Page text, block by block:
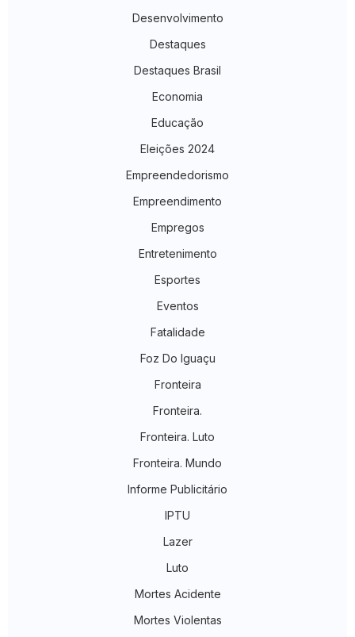
Desenvolvimento
Destaques
Destaques Brasil
Economia
Educação
Eleições 2024
Empreendedorismo
Empreendimento
Empregos
Entretenimento
Esportes
Eventos
Fatalidade
Foz Do Iguaçu
Fronteira
Fronteira.
Fronteira. Luto
Fronteira. Mundo
Informe Publicitário
IPTU
Lazer
Luto
Mortes Acidente
Mortes Violentas